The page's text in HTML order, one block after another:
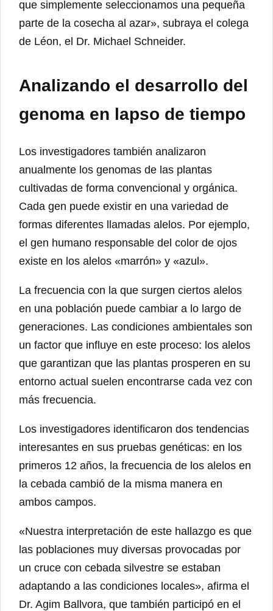
que simplemente seleccionamos una pequeña
parte de la cosecha al azar», subraya el colega
de Léon, el Dr. Michael Schneider.
Analizando el desarrollo del
genoma en lapso de tiempo
Los investigadores también analizaron
anualmente los genomas de las plantas
cultivadas de forma convencional y orgánica.
Cada gen puede existir en una variedad de
formas diferentes llamadas alelos. Por ejemplo,
el gen humano responsable del color de ojos
existe en los alelos «marrón» y «azul».
La frecuencia con la que surgen ciertos alelos
en una población puede cambiar a lo largo de
generaciones. Las condiciones ambientales son
un factor que influye en este proceso: los alelos
que garantizan que las plantas prosperen en su
entorno actual suelen encontrarse cada vez con
más frecuencia.
Los investigadores identificaron dos tendencias
interesantes en sus pruebas genéticas: en los
primeros 12 años, la frecuencia de los alelos en
la cebada cambió de la misma manera en
ambos campos.
«Nuestra interpretación de este hallazgo es que
las poblaciones muy diversas provocadas por
un cruce con cebada silvestre se estaban
adaptando a las condiciones locales», afirma el
Dr. Agim Ballvora, que también participó en el